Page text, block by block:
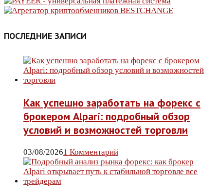
ПОСЛЕДНИЕ ЗАПИСИ
Как успешно заработать на форекс с
брокером Alpari: подробный обзор
условий и возможностей торговли
03/08/20261 Комментарий